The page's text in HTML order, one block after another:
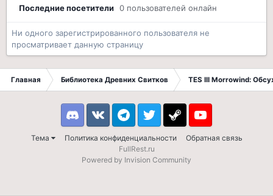
Последние посетители 0 пользователей онлайн
Ни одного зарегистрированного пользователя не
просматривает данную страницу
Главная Библиотека Древних Свитков TES III Morrowind:
Тема Политика конфиденциальности Обратная связь
DiscordVK TelegramTwitter Steam Youtube
FullRest.ru
Powered by Invision Community